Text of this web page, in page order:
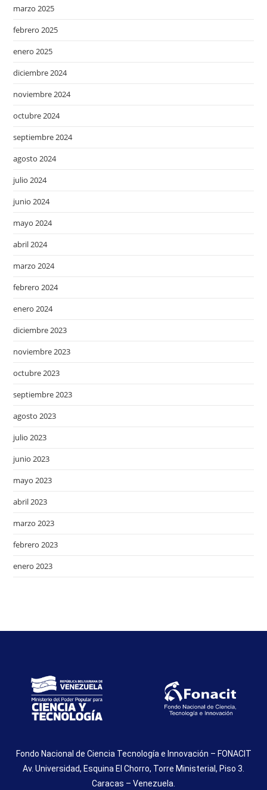
marzo 2025
febrero 2025
enero 2025
diciembre 2024
noviembre 2024
octubre 2024
septiembre 2024
agosto 2024
julio 2024
junio 2024
mayo 2024
abril 2024
marzo 2024
febrero 2024
enero 2024
diciembre 2023
noviembre 2023
octubre 2023
septiembre 2023
agosto 2023
julio 2023
junio 2023
mayo 2023
abril 2023
marzo 2023
febrero 2023
enero 2023
Fondo Nacional de Ciencia Tecnología e Innovación – FONACIT
Av. Universidad, Esquina El Chorro, Torre Ministerial, Piso 3.
Caracas – Venezuela.